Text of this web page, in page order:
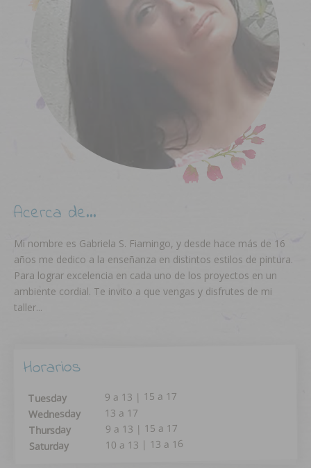
Acerca de…
Mi nombre es Gabriela S. Fiamingo, y desde hace más de 16
años me dedico a la enseñanza en distintos estilos de pintura.
Para lograr excelencia en cada uno de los proyectos en un
ambiente cordial. Te invito a que vengas y disfrutes de mi
taller...
Horarios
Tuesday 9 a 13 | 15 a 17
Wednesday 13 a 17
Thursday 9 a 13 | 15 a 17
Saturday 10 a 13 | 13 a 16